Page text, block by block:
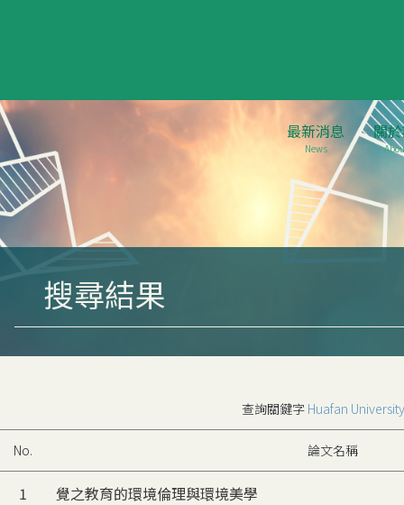
最新消息
News
關
搜尋結果
查詢關鍵字 Huafan University
No. 論文名稱
1 覺之教育的環境倫理與環境美學